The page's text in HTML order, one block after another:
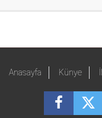
Anasayfa Künye